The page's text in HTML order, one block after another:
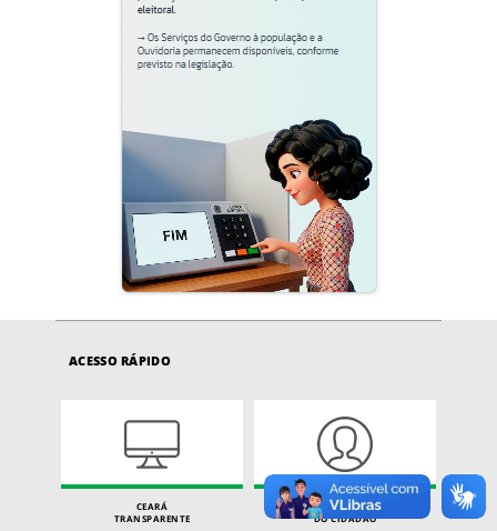
ACESSO RÁPIDO
CEARÁ
TRANSPARENTE
CARTA DE SERVIÇOS
DO CIDADÃO